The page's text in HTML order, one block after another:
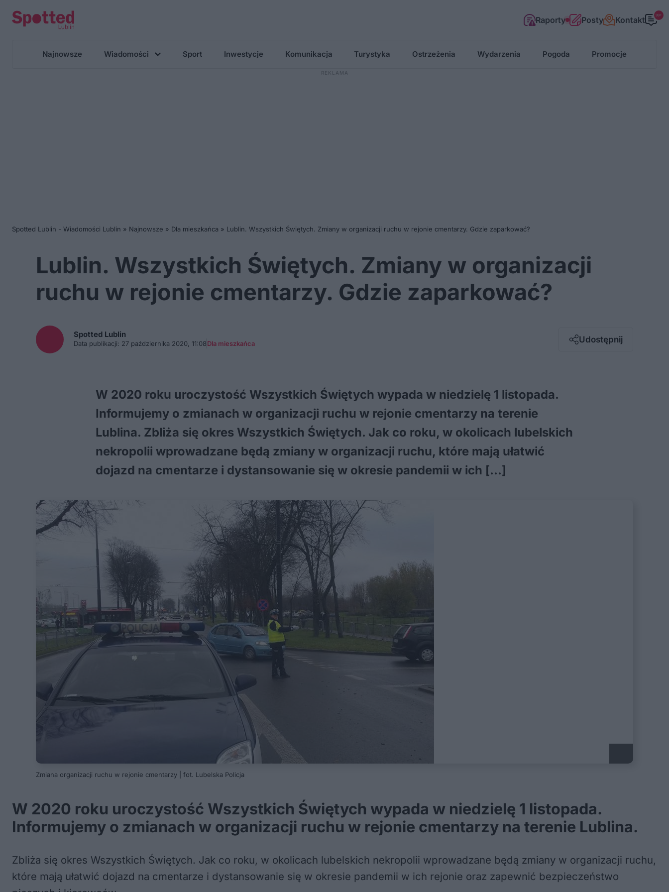
Raporty Posty Kontakt 99+
Najnowsze Wiadomości Sport Inwestycje Komunikacja Turystyka Ostrzeżenia Wydarzenia Pogoda Promocje
Spotted Lublin - Wiadomości Lublin » Najnowsze » Dla mieszkańca » Lublin. Wszystkich Świętych. Zmiany w organizacji ruchu w rejonie cmentarzy. Gdzie zaparkować?
Lublin. Wszystkich Świętych. Zmiany w organizacji
ruchu w rejonie cmentarzy. Gdzie zaparkować?
Spotted Lublin
Data publikacji: 27 października 2020, 11:08Dla mieszkańca Udostępnij
Messenger
W 2020 roku uroczystość Wszystkich Świętych wypada w niedzielę 1 listopada.
Informujemy o zmianach w organizacji ruchu w rejonie cmentarzy na terenie
Lublina. Zbliża się okres Wszystkich Świętych. Jak co roku, w okolicach lubelskich
nekropolii wprowadzane będą zmiany w organizacji ruchu, które mają ułatwić
dojazd na cmentarze i dystansowanie się w okresie pandemii w ich […]
Zmiana organizacji ruchu w rejonie cmentarzy | fot. Lubelska Policja
W 2020 roku uroczystość Wszystkich Świętych wypada w niedzielę 1 listopada.
Informujemy o zmianach w organizacji ruchu w rejonie cmentarzy na terenie Lublina.
Zbliża się okres Wszystkich Świętych. Jak co roku, w okolicach lubelskich nekropolii wprowadzane będą zmiany w organizacji ruchu,
które mają ułatwić dojazd na cmentarze i dystansowanie się w okresie pandemii w ich rejonie oraz zapewnić bezpieczeństwo